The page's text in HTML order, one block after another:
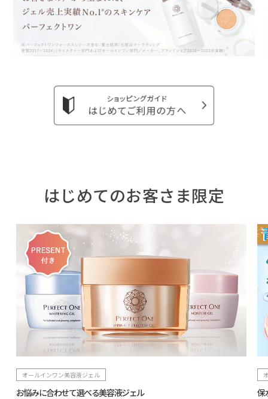
はじめてのお客さま限定
オールインワン美容液ジェル
お悩みに合わせて選べる美容液ジェル 保